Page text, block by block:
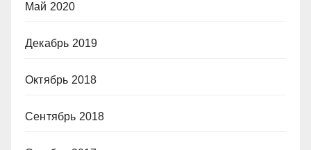
Май 2020
Декабрь 2019
Октябрь 2018
Сентябрь 2018